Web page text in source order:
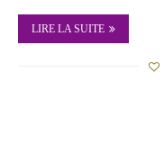
LIRE LA SUITE